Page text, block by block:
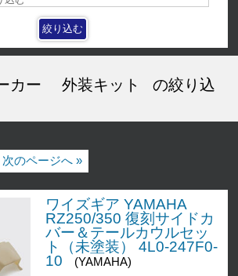
カー 外装キット
の絞り込
次のページへ »
ワイズギア YAMAHA
RZ250/350 復刻サイドカ
バー＆テールカウルセッ
ト（未塗装） 4L0-247F0-
10
(YAMAHA)